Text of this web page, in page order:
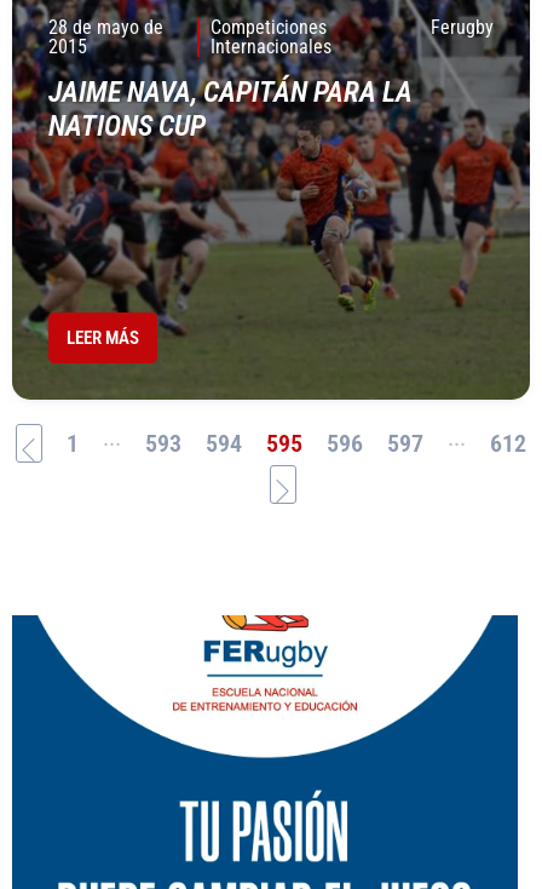
28 de mayo de
2015
Competiciones
Internacionales
Ferugby
JAIME NAVA, CAPITÁN PARA LA
NATIONS CUP
LEER MÁS
1 ... 593 594 595 596 597 ... 612